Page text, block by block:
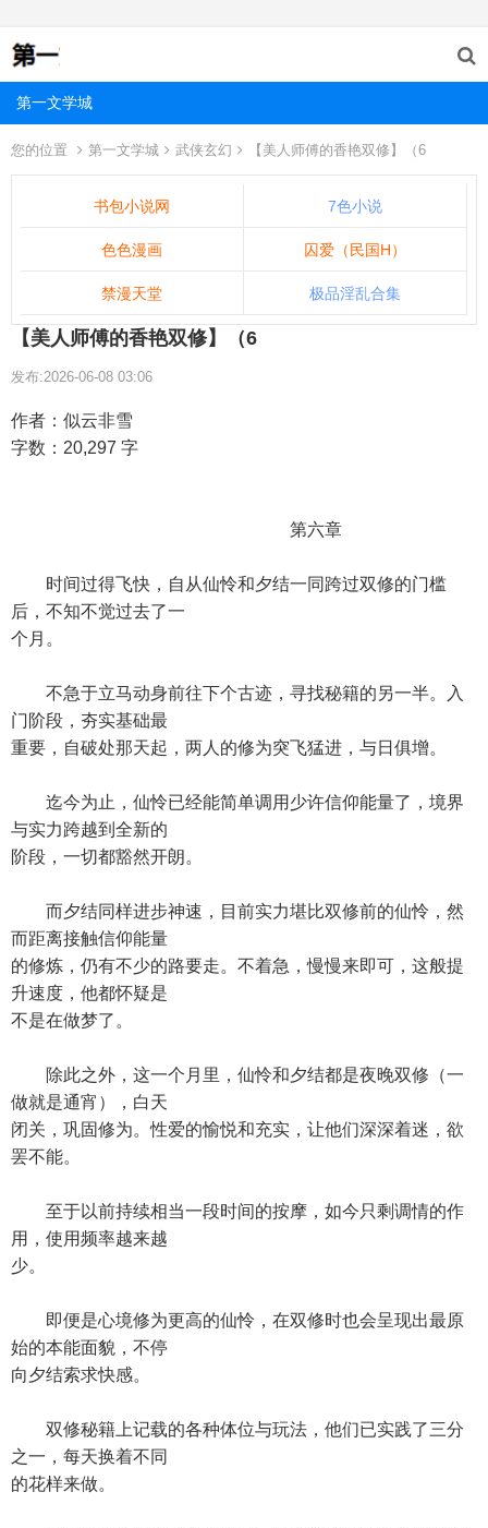
第一文学城
您的位置 第一文学城 武侠玄幻 【美人师傅的香艳双修】（6
书包小说网 7色小说
色色漫画 囚爱（民国H）
禁漫天堂 极品淫乱合集
【美人师傅的香艳双修】（6
发布:2026-06-08 03:06
作者：似云非雪
字数：20,297 字
第六章
时间过得飞快，自从仙怜和夕结一同跨过双修的门槛
后，不知不觉过去了一
个月。
不急于立马动身前往下个古迹，寻找秘籍的另一半。入
门阶段，夯实基础最
重要，自破处那天起，两人的修为突飞猛进，与日俱增。
迄今为止，仙怜已经能简单调用少许信仰能量了，境界
与实力跨越到全新的
阶段，一切都豁然开朗。
而夕结同样进步神速，目前实力堪比双修前的仙怜，然
而距离接触信仰能量
的修炼，仍有不少的路要走。不着急，慢慢来即可，这般提
升速度，他都怀疑是
不是在做梦了。
除此之外，这一个月里，仙怜和夕结都是夜晚双修（一
做就是通宵），白天
闭关，巩固修为。性爱的愉悦和充实，让他们深深着迷，欲
罢不能。
至于以前持续相当一段时间的按摩，如今只剩调情的作
用，使用频率越来越
少。
即便是心境修为更高的仙怜，在双修时也会呈现出最原
始的本能面貌，不停
向夕结索求快感。
双修秘籍上记载的各种体位与玩法，他们已实践了三分
之一，每天换着不同
的花样来做。